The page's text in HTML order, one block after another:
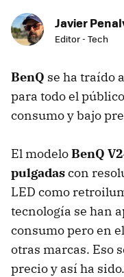
Javier
Editor - Tech
BenQ se ha traído
para todo el
consumo y bajo
El modeloBenQ
pulgadascon
LED como
tecnología se han
consumo pero en
otras marcas. Eso
precio y así ha sido.